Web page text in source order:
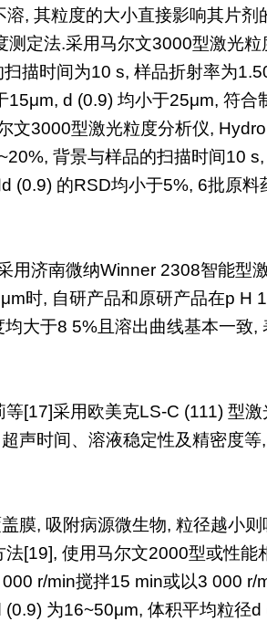
, 其粒度的大小直接影响其片剂
定法.采用马尔文3000型激光粒
描时间为10 s, 样品折射率为
d (0.9) 均小于25μm, 符合
文3000型激光粒度分析仪,
背景与样品的扫描时间10
(0.9) 的RSD均小于5%, 6批原料
用济南微纳Winner 2308智能型
时, 自研产品和原研产品在p H
大于8 5%且溶出曲线基本一致,
[17]采用欧美克LS-C (111) 型激
声时间、溶液稳定性及精密度等
膜, 吸附病源微生物, 粒径越小则
[19], 使用马尔文2000型或性能
r/min搅拌15 min或以3 000 r/
为16~50μm, 体积平均粒径d